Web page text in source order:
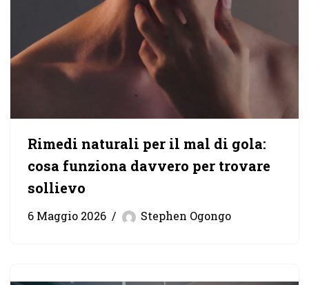
Rimedi naturali per il mal di gola:
cosa funziona davvero per trovare
sollievo
6 Maggio 2026 Stephen Ogongo